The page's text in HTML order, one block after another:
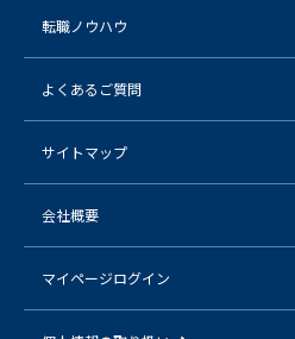
転職ノウハウ
よくあるご質問
サイトマップ
会社概要
マイページログイン